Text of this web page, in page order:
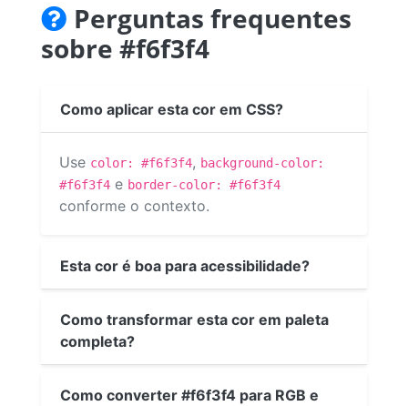
Perguntas frequentes
sobre #f6f3f4
Como aplicar esta cor em CSS?
Use color: #f6f3f4, background-color:
#f6f3f4 e border-color: #f6f3f4
conforme o contexto.
Esta cor é boa para acessibilidade?
Como transformar esta cor em paleta
completa?
Como converter #f6f3f4 para RGB e